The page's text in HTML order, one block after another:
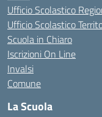
Ufficio Scolastico
Ufficio Scolastico
Scuola in Chiaro
Iscrizioni On Line
Invalsi
Comune
La Scuola